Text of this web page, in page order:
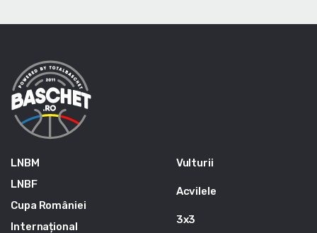
LNBM
LNBF
Cupa României
Internațional
Vulturii
Acvilele
3x3